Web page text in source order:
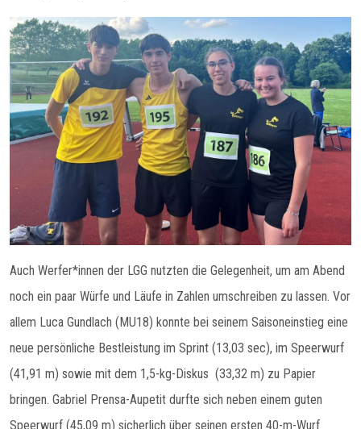
Auch Werfer*innen der LGG nutzten die Gelegenheit, um am Abend
noch ein paar Würfe und Läufe in Zahlen umschreiben zu lassen. Vor
allem Luca Gundlach (MU18) konnte bei seinem Saisoneinstieg eine
neue persönliche Bestleistung im Sprint (13,03 sec), im Speerwurf
(41,91 m) sowie mit dem 1,5-kg-Diskus (33,32 m) zu Papier
bringen. Gabriel Prensa-Aupetit durfte sich neben einem guten
Speerwurf (45,09 m) sicherlich über seinen ersten 40-m-Wurf